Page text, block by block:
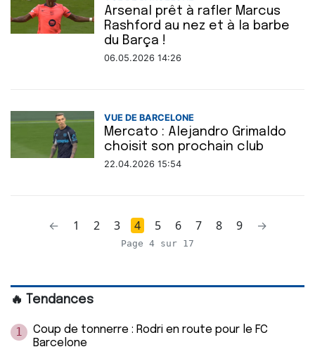
Arsenal prêt à rafler Marcus
Rashford au nez et à la barbe
du Barça !
06.05.2026 14:26
VUE DE BARCELONE
Mercato : Alejandro Grimaldo
choisit son prochain club
22.04.2026 15:54
← 1 2 3 4 5 6 7 8 9 →
Page 4 sur 17
🔥 Tendances
1
Coup de tonnerre : Rodri en route pour le FC
Barcelone